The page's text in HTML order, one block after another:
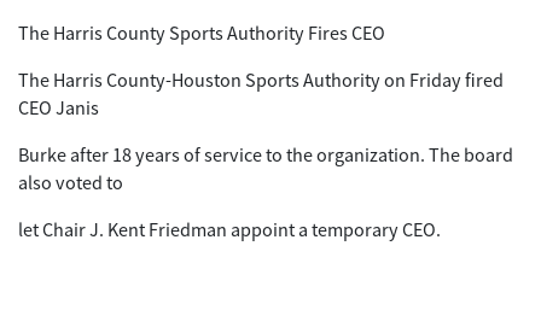
The Harris County Sports Authority Fires CEO
The Harris County-Houston Sports Authority on Friday fired
CEO Janis
Burke after 18 years of service to the organization. The board
also voted to
let Chair J. Kent Friedman appoint a temporary CEO.